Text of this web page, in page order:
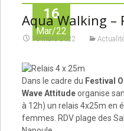
16
Mar/22
Aqua Walking –
16 mars 2022 Actualité
Dans le cadre du Festival
Wave Attitudeorganise
à 12h) un relais 4x25m en
femmes. RDV plage des